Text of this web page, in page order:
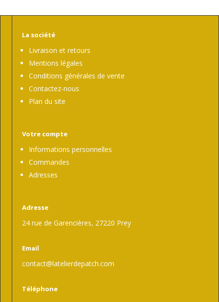
La société
Livraison et retours
Mentions légales
Conditions générales de vente
Contactez-nous
Plan du site
Votre compte
Informations personnelles
Commandes
Adresses
Adresse
24 rue de Garencières, 27220 Prey
Email
contact@latelierdepatch.com
Téléphone